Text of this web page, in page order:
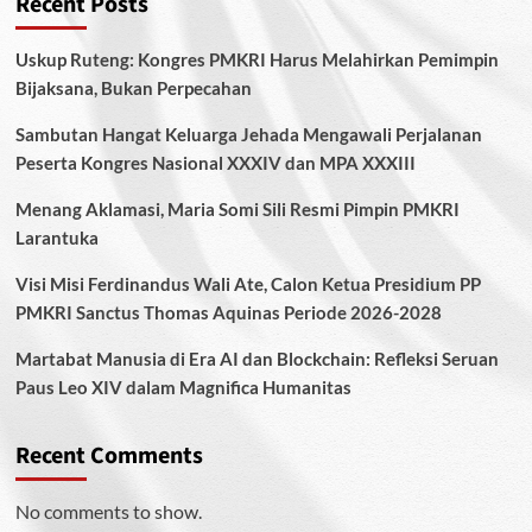
Uskup Ruteng: Kongres PMKRI Harus Melahirkan Pemimpin
Bijaksana, Bukan Perpecahan
Sambutan Hangat Keluarga Jehada Mengawali Perjalanan
Peserta Kongres Nasional XXXIV dan MPA XXXIII
Menang Aklamasi, Maria Somi Sili Resmi Pimpin PMKRI
Larantuka
Visi Misi Ferdinandus Wali Ate, Calon Ketua Presidium PP
PMKRI Sanctus Thomas Aquinas Periode 2026-2028
Martabat Manusia di Era AI dan Blockchain: Refleksi Seruan
Paus Leo XIV dalam Magnifica Humanitas
Recent Comments
No comments to show.